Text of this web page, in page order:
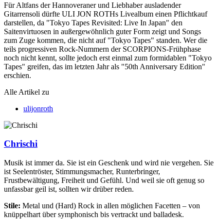
Für Altfans der Hannoveraner und Liebhaber ausladender
Gitarrensoli dürfte ULI JON ROTHs Livealbum einen Pflichtkauf
darstellen, da "Tokyo Tapes Revisited: Live In Japan" den
Saitenvirtuosen in außergewöhnlich guter Form zeigt und Songs
zum Zuge kommen, die nicht auf "Tokyo Tapes" standen. Wer die
teils progressiven Rock-Nummern der SCORPIONS-Frühphase
noch nicht kennt, sollte jedoch erst einmal zum formidablen "Tokyo
Tapes" greifen, das im letzten Jahr als "50th Anniversary Edition"
erschien.
Alle Artikel zu
ulijonroth
Chrischi
Musik ist immer da. Sie ist ein Geschenk und wird nie vergehen. Sie
ist Seelentröster, Stimmungsmacher, Runterbringer,
Frustbewältigung, Freiheit und Gefühl. Und weil sie oft genug so
unfassbar geil ist, sollten wir drüber reden.
Stile: Metal und (Hard) Rock in allen möglichen Facetten – von
knüppelhart über symphonisch bis vertrackt und balladesk.